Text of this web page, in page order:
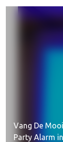
Vang De
Party Alarm